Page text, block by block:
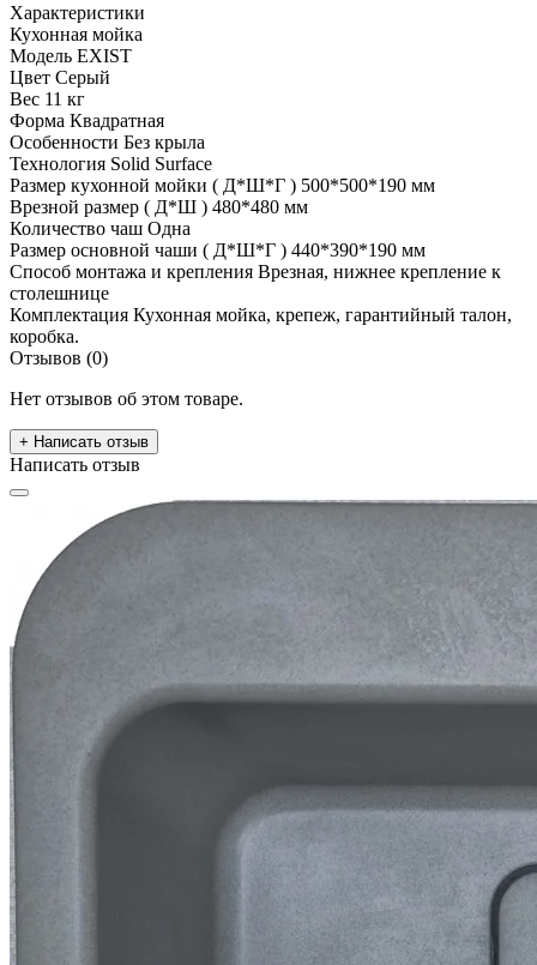
Характеристики
Кухонная мойка
Модель EXIST
Цвет Серый
Вес 11 кг
Форма Квадратная
Особенности Без крыла
Технология Solid Surface
Размер кухонной мойки ( Д*Ш*Г ) 500*500*190 мм
Врезной размер ( Д*Ш ) 480*480 мм
Количество чаш Одна
Размер основной чаши ( Д*Ш*Г ) 440*390*190 мм
Способ монтажа и крепления Врезная, нижнее крепление к
столешнице
Комплектация Кухонная мойка, крепеж, гарантийный талон,
коробка.
Отзывов (0)
Нет отзывов об этом товаре.
+ Написать отзыв
Написать отзыв